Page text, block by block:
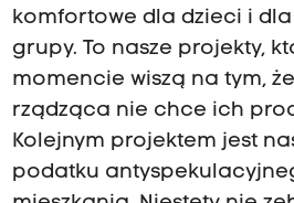
komfortowe dla dzieci i
grupy. To nasze projekty,
momencie wiszą na tym,
rządząca nie chce ich
Kolejnym projektem jest
podatku